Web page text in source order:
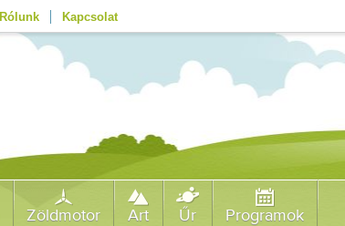
Rólunk Kapcsolat
Zöldmotor Art Űr Programok